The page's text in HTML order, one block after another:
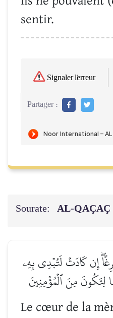
sentir.
Signaler l'erreur
Partager :
Sourate: AL-QAÇAÇ
إِن كَادَتۡ لَتُبۡدِي بِهِۦ
لِتَكُونَ مِنَ ٱلۡمُؤۡمِنِينَ
Le cœur de la